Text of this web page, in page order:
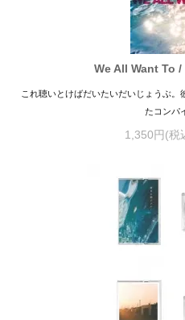
We All Want To
これ聴いとけばだいたいだいじょうぶ
たコンパ
1,350円(税